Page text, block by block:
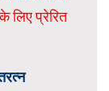
लिए प्रेरित